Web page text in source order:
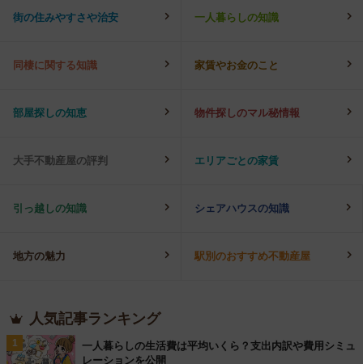
街の住みやすさや治安 一人暮らしの知識
同棲に関する知識 家賃やお金のこと
部屋探しの知恵 物件探しのマル秘情報
大手不動産屋の評判 エリアごとの家賃
引っ越しの知識 シェアハウスの知識
地方の魅力 駅別のおすすめ不動産屋
人気記事ランキング
1
一人暮らしの生活費は平均いくら？支出内訳や費用シミュ
レーションを公開